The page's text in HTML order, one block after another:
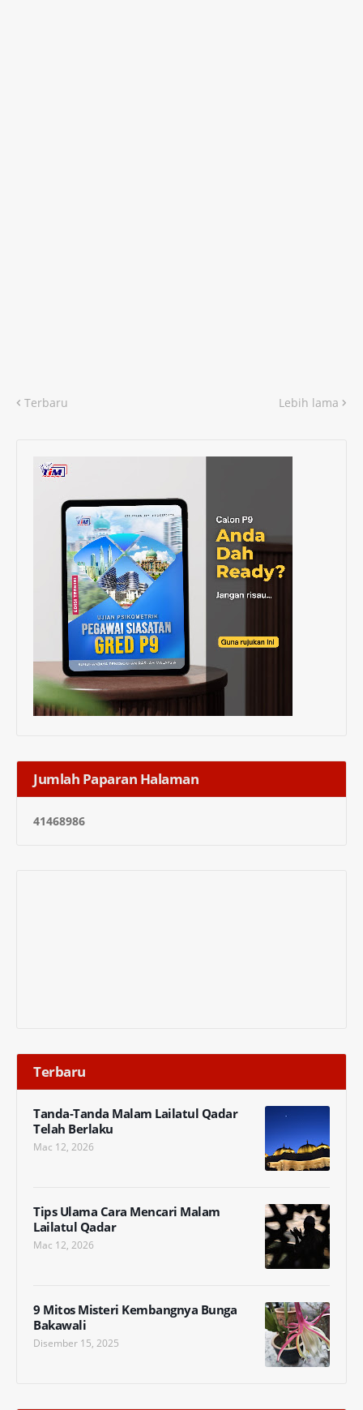
Terbaru Lebih lama
Jumlah Paparan Halaman
41468986
Terbaru
Tanda-Tanda Malam Lailatul Qadar
Telah Berlaku
Mac 12, 2026
Tips Ulama Cara Mencari Malam
Lailatul Qadar
Mac 12, 2026
9 Mitos Misteri Kembangnya Bunga
Bakawali
Disember 15, 2025